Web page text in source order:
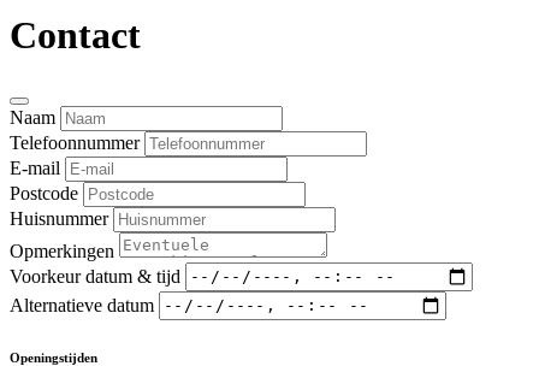
Contact
Naam
Telefoonnummer
E-mail
Postcode
Huisnummer
Opmerkingen
Voorkeur datum & tijd
Alternatieve datum
Openingstijden